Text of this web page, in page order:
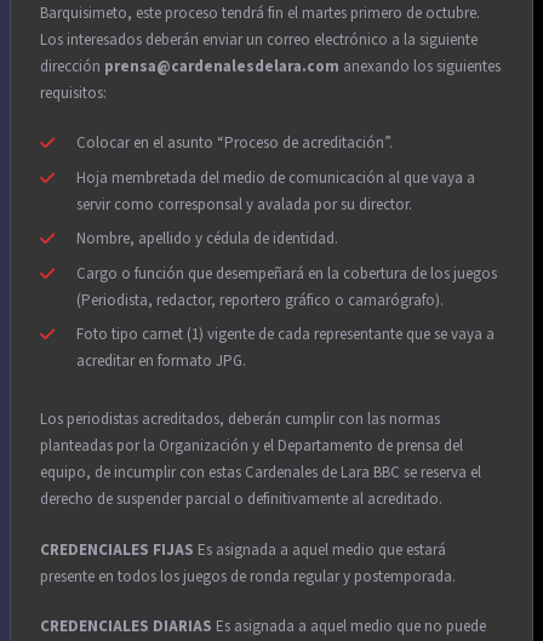
Barquisimeto, este proceso tendrá fin el martes primero de octubre.
Los interesados deberán enviar un correo electrónico a la siguiente
dirección prensa@cardenalesdelara.com anexando los siguientes
requisitos:
Colocar en el asunto “Proceso de acreditación”.
Hoja membretada del medio de comunicación al que vaya a
servir como corresponsal y avalada por su director.
Nombre, apellido y cédula de identidad.
Cargo o función que desempeñará en la cobertura de los juegos
(Periodista, redactor, reportero gráfico o camarógrafo).
Foto tipo carnet (1) vigente de cada representante que se vaya a
acreditar en formato JPG.
Los periodistas acreditados, deberán cumplir con las normas
planteadas por la Organización y el Departamento de prensa del
equipo, de incumplir con estas Cardenales de Lara BBC se reserva el
derecho de suspender parcial o definitivamente al acreditado.
CREDENCIALES FIJAS Es asignada a aquel medio que estará
presente en todos los juegos de ronda regular y postemporada.
CREDENCIALES DIARIAS Es asignada a aquel medio que no puede